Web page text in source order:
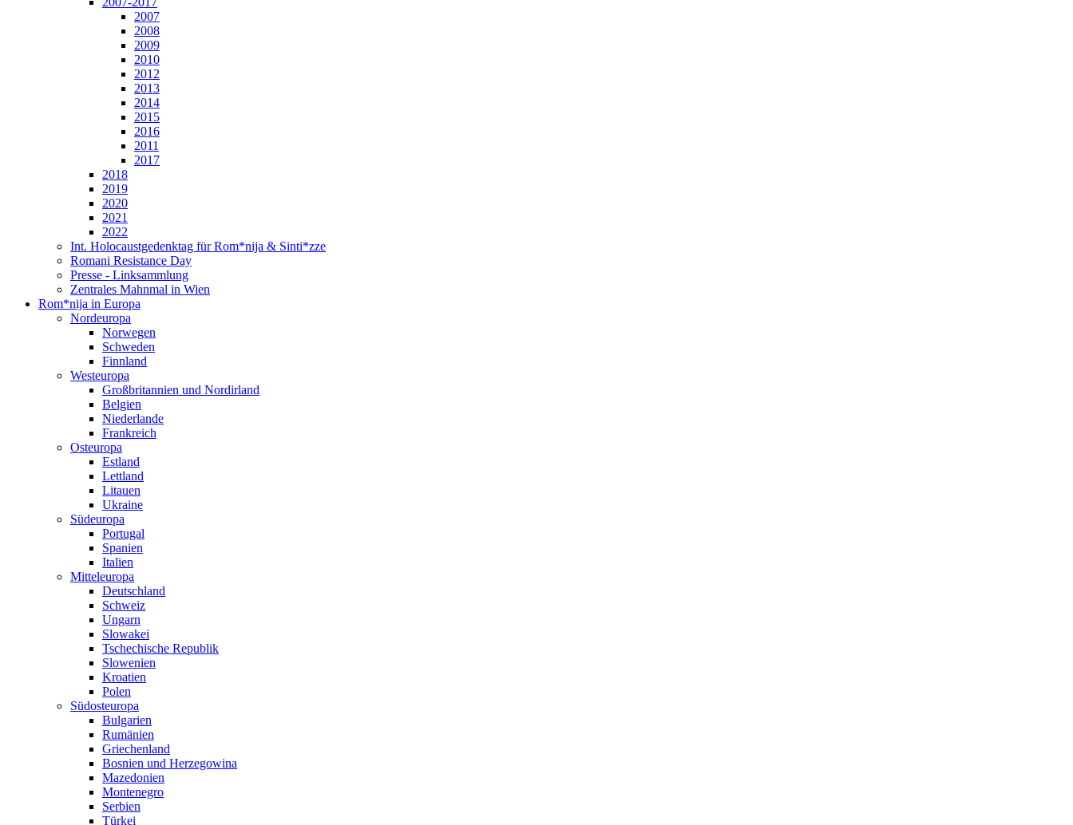
2007
2008
2009
2010
2012
2013
2014
2015
2016
2011
2017
2018
2019
2020
2021
2022
Int. Holocaustgedenktag für Rom*nija & Sinti*zze
Romani Resistance Day
Presse - Linksammlung
Zentrales Mahnmal in Wien
Rom*nija in Europa
Nordeuropa
Norwegen
Schweden
Finnland
Westeuropa
Großbritannien und Nordirland
Belgien
Niederlande
Frankreich
Osteuropa
Estland
Lettland
Litauen
Ukraine
Südeuropa
Portugal
Spanien
Italien
Mitteleuropa
Deutschland
Schweiz
Ungarn
Slowakei
Tschechische Republik
Slowenien
Kroatien
Polen
Südosteuropa
Bulgarien
Rumänien
Griechenland
Bosnien und Herzegowina
Mazedonien
Montenegro
Serbien
Türkei